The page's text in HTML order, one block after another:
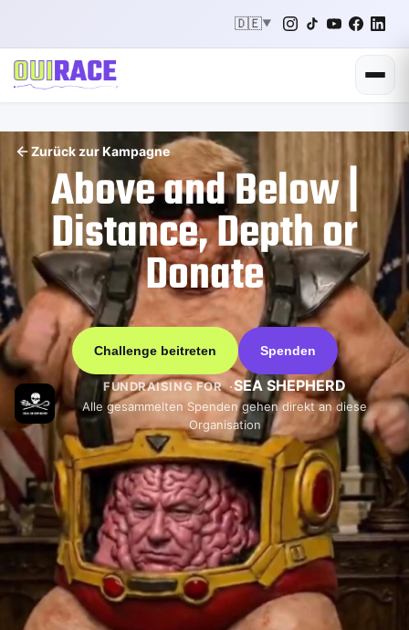
🇩🇪▼
Zurück zur Kampagne
Above and Below |
Distance, Depth or
Donate
Challenge beitreten Spenden
FUNDRAISING FOR SEA SHEPHERD
Alle gesammelten Spenden gehen direkt an diese
Organisation